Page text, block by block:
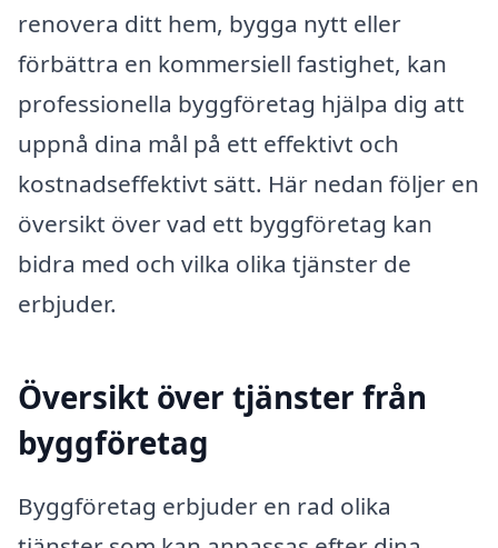
renovera ditt hem, bygga nytt eller
förbättra en kommersiell fastighet, kan
professionella byggföretag hjälpa dig att
uppnå dina mål på ett effektivt och
kostnadseffektivt sätt. Här nedan följer en
översikt över vad ett byggföretag kan
bidra med och vilka olika tjänster de
erbjuder.
Översikt över tjänster från
byggföretag
Byggföretag erbjuder en rad olika